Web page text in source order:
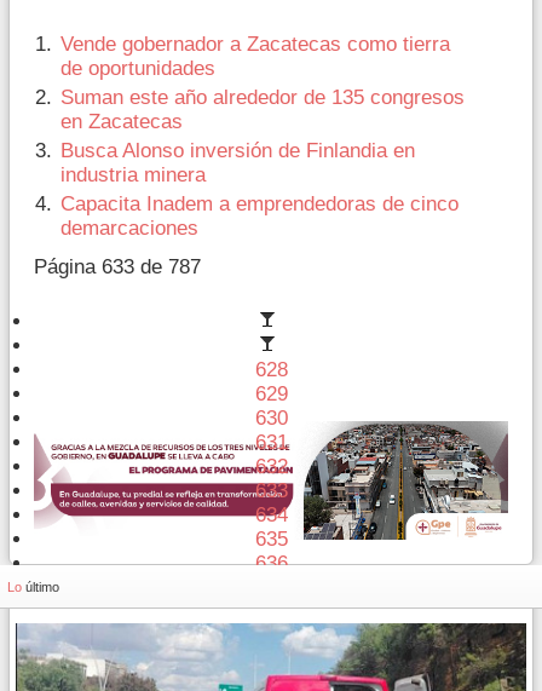
Vende gobernador a Zacatecas como tierra
de oportunidades
Suman este año alrededor de 135 congresos
en Zacatecas
Busca Alonso inversión de Finlandia en
industria minera
Capacita Inadem a emprendedoras de cinco
demarcaciones
Página 633 de 787
628
629
630
631
632
633
634
635
636
Lo último